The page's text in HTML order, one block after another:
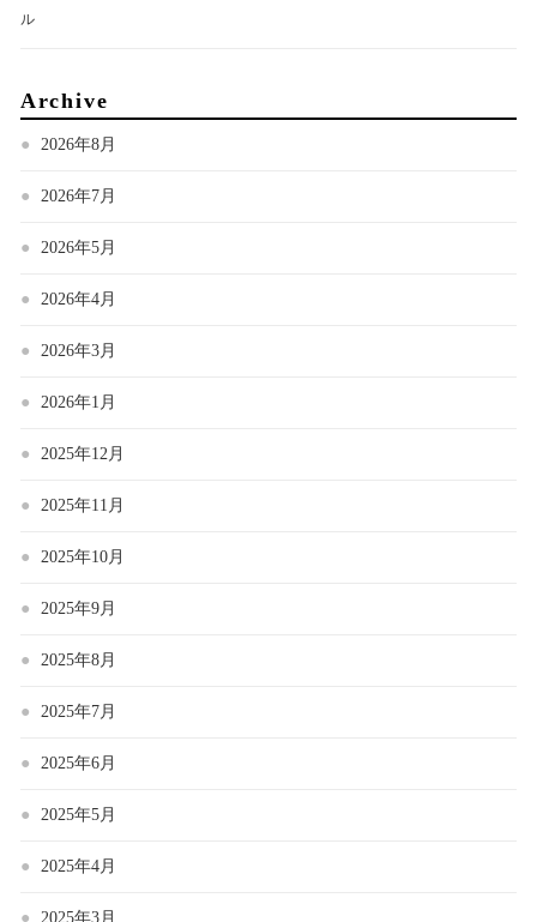
ル
Archive
2026年8月
2026年7月
2026年5月
2026年4月
2026年3月
2026年1月
2025年12月
2025年11月
2025年10月
2025年9月
2025年8月
2025年7月
2025年6月
2025年5月
2025年4月
2025年3月